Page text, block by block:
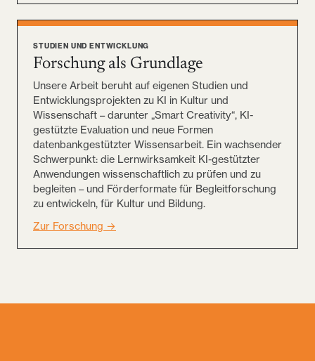
STUDIEN UND ENTWICKLUNG
Forschung als Grundlage
Unsere Arbeit beruht auf eigenen Studien und
Entwicklungsprojekten zu KI in Kultur und
Wissenschaft – darunter „Smart Creativity“, KI-
gestützte Evaluation und neue Formen
datenbankgestützter Wissensarbeit. Ein wachsender
Schwerpunkt: die Lernwirksamkeit KI-gestützter
Anwendungen wissenschaftlich zu prüfen und zu
begleiten – und Förderformate für Begleitforschung
zu entwickeln, für Kultur und Bildung.
Zur Forschung →